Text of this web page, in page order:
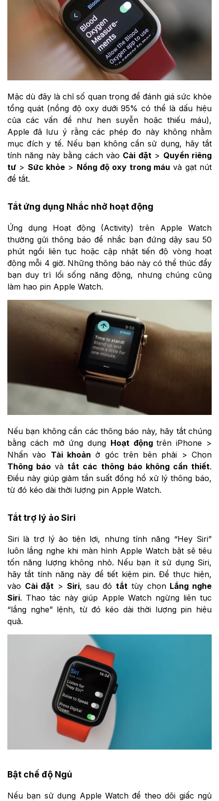
Mặc dù đây là chỉ số quan trọng để đánh giá sức khỏe
tổng quát (nồng độ oxy dưới 95% có thể là dấu hiệu
của các vấn đề như hen suyễn hoặc thiếu máu),
Apple đã lưu ý rằng các phép đo này không nhằm
mục đích y tế. Nếu bạn không cần sử dụng, hãy tắt
tính năng này bằng cách vào Cài đặt > Quyền riêng
tư > Sức khỏe > Nồng độ oxy trong máu và gạt nút
để tắt.
Tắt ứng dụng Nhắc nhở hoạt động
Ứng dụng Hoạt động (Activity) trên Apple Watch
thường gửi thông báo để nhắc bạn đứng dậy sau 50
phút ngồi liên tục hoặc cập nhật tiến độ vòng hoạt
động mỗi 4 giờ. Những thông báo này có thể thúc đẩy
bạn duy trì lối sống năng động, nhưng chúng cũng
làm hao pin Apple Watch.
Nếu bạn không cần các thông báo này, hãy tắt chúng
bằng cách mở ứng dụng Hoạt độngtrên iPhone >
Nhấn vào Tài khoản ở góc trên bên phải > Chọn
Thông báo vàtắt các thông báo không cần thiết.
Điều này giúp giảm tần suất đồng hồ xử lý thông báo,
từ đó kéo dài thời lượng pin Apple Watch.
Tắt trợ lý ảo Siri
Siri là trợ lý ảo tiện lợi, nhưng tính năng “Hey Siri”
luôn lắng nghe khi màn hình Apple Watch bật sẽ tiêu
tốn năng lượng không nhỏ. Nếu bạn ít sử dụng Siri,
hãy tắt tính năng này để tiết kiệm pin. Để thực hiện,
vào Cài đặt > Siri, sau đótắt tùy chọn Lắng nghe
Siri. Thao tác này giúp Apple Watch ngừng liên tục
“lắng nghe” lệnh, từ đó kéo dài thời lượng pin hiệu
quả.
Bật chế độ Ngủ
Nếu bạn sử dụng Apple Watch để theo dõi giấc ngủ